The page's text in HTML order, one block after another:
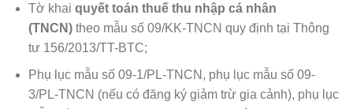
Tờ khai quyết toán thuế thu nhập cá nhân
(TNCN) theo mẫu số 09/KK-TNCN quy định tại Thông
tư 156/2013/TT-BTC;
Phụ lục mẫu số 09-1/PL-TNCN, phụ lục mẫu số 09-
3/PL-TNCN (nếu có đăng ký giảm trừ gia cảnh), phụ lục